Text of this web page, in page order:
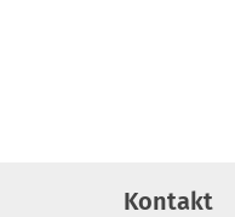
Kontakt